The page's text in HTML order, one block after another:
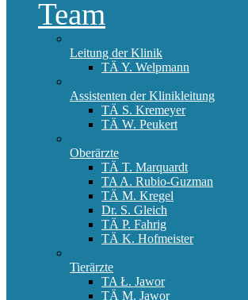
Team
Leitung der Klinik
TÄ Y. Welpmann
Assistenten der Klinikleitung
TÄ S. Kremeyer
TÄ W. Peukert
Oberärzte
TÄ T. Marquardt
TA A. Rubio-Guzman
TÄ M. Kregel
Dr. S. Gleich
TÄ P. Fahrig
TÄ K. Hofmeister
Tierärzte
TA Ł. Jawor
TÄ M. Jawor